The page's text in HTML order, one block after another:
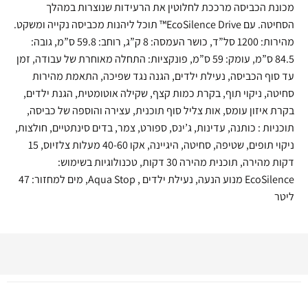
מכונת הכביסה מרככת לחלוטין את הרעידות שנוצרות במהלך
הסחיטה. עם EcoSilence Drive™ תוכל ליהנות מכביסה נקייה ומשקט.
מהירות: 1200 סל”ד, כושר העמסה: 8 ק”ג, רוחב: 59.8 ס”מ, גובה:
84.5 ס”מ, עומק: 59 ס”מ, פונקציות: התחלה מאוחרת של עבודה, זמן
עד סוף הכביסה, נעילת ילדים, הגנה נגד שפיכה, התאמת מהירות
סחיטה, ניקוי תוף, בקרת כמות קצף, שקילה אוטומטית, הגנת ילדים,
בקרת איזון עומס, אות צליל סוף תוכנית, עצירה והוספה של כביסה,
תוכניות : כותנה, עדינות, ג’ינס, ספורט, צמר, בדים סינתטיים, חולצות,
ניקוי תופים, שטיפה, סחיטה, היגיינה, אקו 40-60 מעלות צלזיוס, 15
דקות מהירה, תוכנית מהירה 30 דקות, טכנולוגיות בשימוש:
EcoSilence מנוע הנעה, נעילת ילדים , Aqua Stop, מים למחזור: 47
ליטר